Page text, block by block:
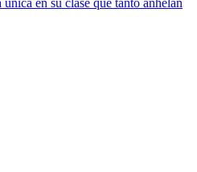
en su clase que tanto anhelan